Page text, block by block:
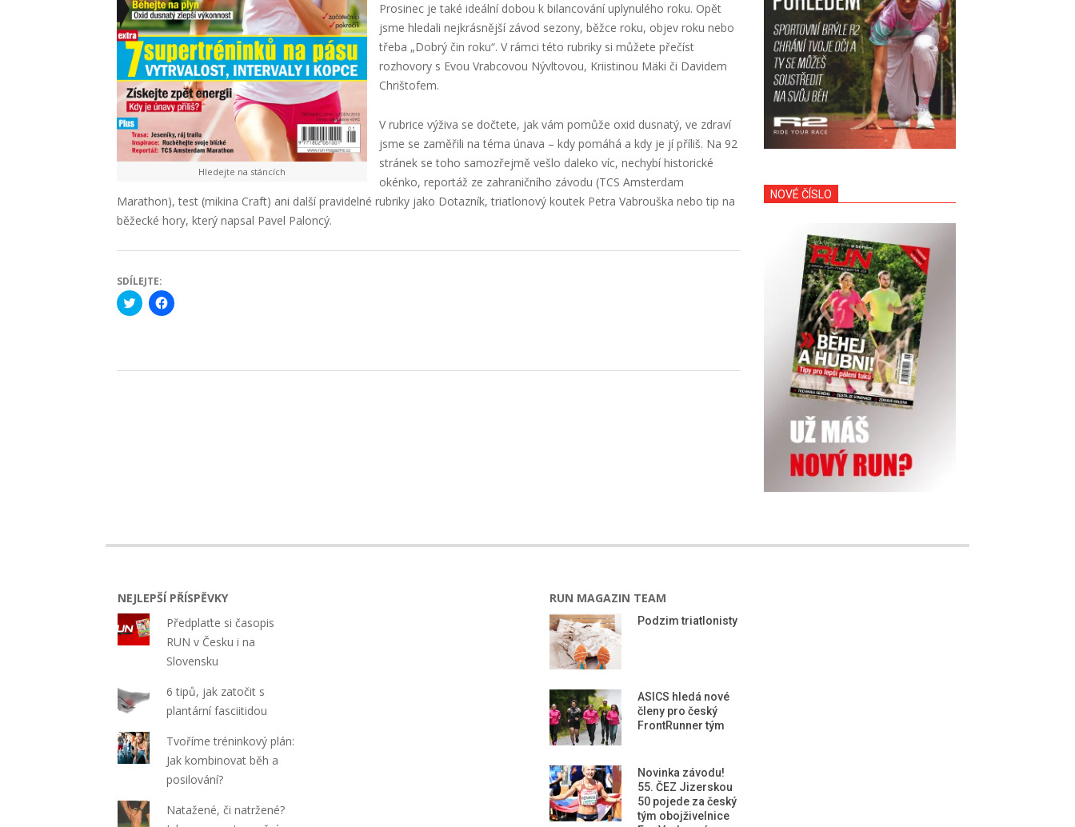
Hledejte na stáncích
Prosinec je také ideální dobou k bilancování uplynulého roku. Opět
jsme hledali nejkrásnější závod sezony, běžce roku, objev roku nebo
třeba „Dobrý čin roku“. V rámci této rubriky si můžete přečíst
rozhovory s Evou Vrabcovou Nývltovou, Kriistinou Mäki či Davidem
Chrištofem.
V rubrice výživa se dočtete, jak vám pomůže oxid dusnatý, ve zdraví
jsme se zaměřili na téma únava – kdy pomáhá a kdy je jí příliš. Na 92
stránek se toho samozřejmě vešlo daleko víc, nechybí historické
okénko, reportáž ze zahraničního závodu (TCS Amsterdam
Marathon), test (mikina Craft) ani další pravidelné rubriky jako Dotazník, triatlonový koutek Petra Vabrouška nebo tip na
běžecké hory, který napsal Pavel Paloncý.
SDÍLEJTE:
Click
to
new
Click
to
new
NOVÉ ČÍSLO
NEJLEPŠÍ PŘÍSPĚVKY
Předplaťte si časopis
RUN v Česku i na
Slovensku
6 tipů, jak zatočit s
plantární fasciitidou
Tvoříme tréninkový plán:
Jak kombinovat běh a
posilování?
Natažené, či natržené?
RUN MAGAZIN TEAM
Podzim triatlonisty
ASICS hledá nové
členy pro český
FrontRunner tým
Novinka závodu!
55. ČEZ Jizerskou
50 pojede za český
tým obojživelnice